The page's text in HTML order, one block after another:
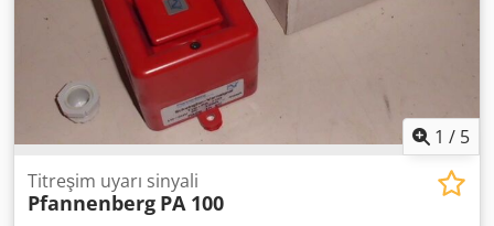
1 / 5
Titreşim uyarı sinyali
Pfannenberg PA 100